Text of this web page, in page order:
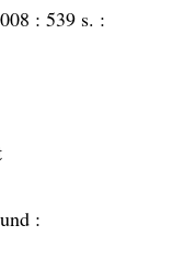
: 539 s. :
: